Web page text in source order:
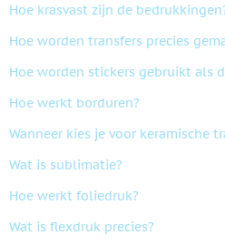
Hoe krasvast zijn de
Hoe worden transfers precies
Hoe worden stickers gebruikt als
Hoe werkt borduren?
Wanneer kies je voor keramische
Wat is sublimatie?
Hoe werkt foliedruk?
Wat is flexdruk precies?